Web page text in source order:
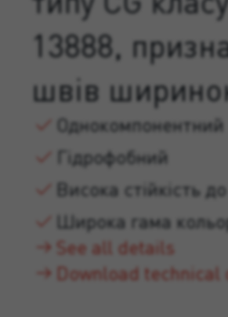
13888,
швів
Однокомпонентний
Гідрофобний
Висока стійкість
Широка гама
See all details
Download technical